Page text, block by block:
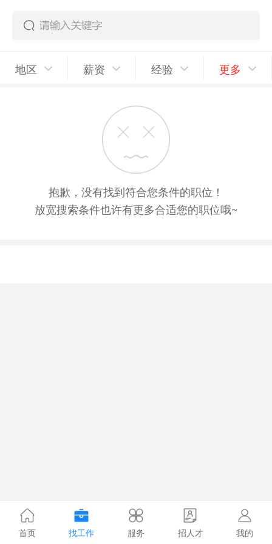
地区 薪资 经验 更多
抱歉，没有找到符合您条件的职位！
放宽搜索条件也许有更多合适您的职位哦~
首页 找工作 服务 招人才 我的